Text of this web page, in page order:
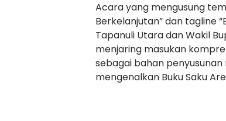
Acara yang mengusung
Berkelanjutan” dan tagline
Tapanuli Utara dan Wakil
menjaring masukan
sebagai bahan
mengenalkan Buku Saku